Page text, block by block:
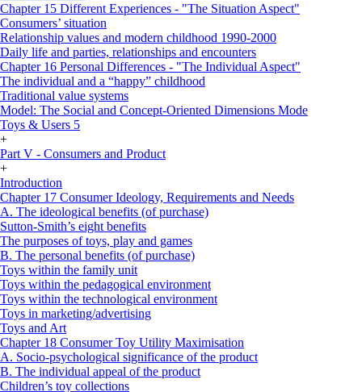
Chapter 15 Different Experiences - "The Situation Aspect"
Consumers’ situation
Relationship values and modern childhood 1990-2000
Daily life and parties, relationships and encounters
Chapter 16 Personal Differences - "The Individual Aspect"
The individual and a “happy” childhood
Traditional value systems
Model: The Social and Concept-Oriented Dimensions Mode
Toys & Users 5
+
Part V - Consumers and Product
+
Introduction
Chapter 17 Consumer Ideology, Requirements and Needs
A. The ideological benefits (of purchase)
Sutton-Smith’s eight benefits
The purposes of toys, play and games
B. The personal benefits (of purchase)
Toys within the family unit
Toys within the pedagogical environment
Toys within the technological environment
Toys in marketing/advertising
Toys and Art
Chapter 18 Consumer Toy Utility Maximisation
A. Socio-psychological significance of the product
B. The individual appeal of the product
Children’s toy collections